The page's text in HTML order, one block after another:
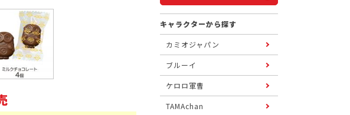
キャラクターから探す
カミオジャパン
ブルーイ
ケロロ軍曹
TAMAchan